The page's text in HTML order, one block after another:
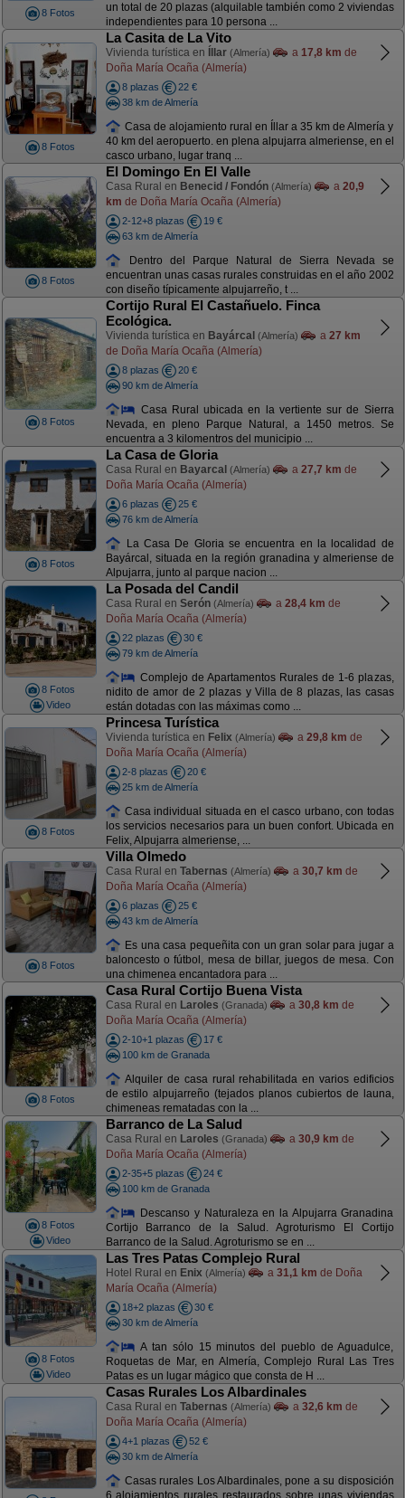
8 Fotos
un total de 20 plazas (alquilable también como 2 viviendas
independientes para 10 persona ...
8 Fotos
La Casita de La Vito
Vivienda turística en Íllar (Almería) a 17,8 km de
Doña María Ocaña (Almería)
8 plazas
22 €
38 km de Almería
Casa de alojamiento rural en Íllar a 35 km de Almería y
40 km del aeropuerto. en plena alpujarra almeriense, en el
casco urbano, lugar tranq ...
8 Fotos
El Domingo En El Valle
Casa Rural en Benecid / Fondón (Almería) a 20,9
km de Doña María Ocaña (Almería)
2-12+8 plazas
19 €
63 km de Almería
Dentro del Parque Natural de Sierra Nevada se
encuentran unas casas rurales construidas en el año 2002
con diseño típicamente alpujarreño, t ...
8 Fotos
Cortijo Rural El Castañuelo. Finca
Ecológica.
Vivienda turística en Bayárcal (Almería) a 27 km
de Doña María Ocaña (Almería)
8 plazas
20 €
90 km de Almería
Casa Rural ubicada en la vertiente sur de Sierra
Nevada, en pleno Parque Natural, a 1450 metros. Se
encuentra a 3 kilomentros del municipio ...
8 Fotos
La Casa de Gloria
Casa Rural en Bayarcal (Almería) a 27,7 km de
Doña María Ocaña (Almería)
6 plazas
25 €
76 km de Almería
La Casa De Gloria se encuentra en la localidad de
Bayárcal, situada en la región granadina y almeriense de
Alpujarra, junto al parque nacion ...
8 Fotos
Video
La Posada del Candil
Casa Rural en Serón (Almería) a 28,4 km de
Doña María Ocaña (Almería)
22 plazas
30 €
79 km de Almería
Complejo de Apartamentos Rurales de 1-6 plazas,
nidito de amor de 2 plazas y Villa de 8 plazas, las casas
están dotadas con las máximas como ...
8 Fotos
Princesa Turística
Vivienda turística en Felix (Almería) a 29,8 km de
Doña María Ocaña (Almería)
2-8 plazas
20 €
25 km de Almería
Casa individual situada en el casco urbano, con todas
los servicios necesarios para un buen confort. Ubicada en
Felix, Alpujarra almeriense, ...
8 Fotos
Villa Olmedo
Casa Rural en Tabernas (Almería) a 30,7 km de
Doña María Ocaña (Almería)
6 plazas
25 €
43 km de Almería
Es una casa pequeñita con un gran solar para jugar a
baloncesto o fútbol, mesa de billar, juegos de mesa. Con
una chimenea encantadora para ...
8 Fotos
Casa Rural Cortijo Buena Vista
Casa Rural en Laroles (Granada) a 30,8 km de
Doña María Ocaña (Almería)
2-10+1 plazas
17 €
100 km de Granada
Alquiler de casa rural rehabilitada en varios edificios
de estilo alpujarreño (tejados planos cubiertos de launa,
chimeneas rematadas con la ...
8 Fotos
Video
Barranco de La Salud
Casa Rural en Laroles (Granada) a 30,9 km de
Doña María Ocaña (Almería)
2-35+5 plazas
24 €
100 km de Granada
Descanso y Naturaleza en la Alpujarra Granadina
Cortijo Barranco de la Salud. Agroturismo El Cortijo
Barranco de la Salud. Agroturismo se en ...
8 Fotos
Video
Las Tres Patas Complejo Rural
Hotel Rural en Enix (Almería) a 31,1 km de Doña
María Ocaña (Almería)
18+2 plazas
30 €
30 km de Almería
A tan sólo 15 minutos del pueblo de Aguadulce,
Roquetas de Mar, en Almería, Complejo Rural Las Tres
Patas es un lugar mágico que consta de H ...
Casas Rurales Los Albardinales
Casa Rural en Tabernas (Almería) a 32,6 km de
Doña María Ocaña (Almería)
4+1 plazas
52 €
30 km de Almería
Casas rurales Los Albardinales, pone a su disposición